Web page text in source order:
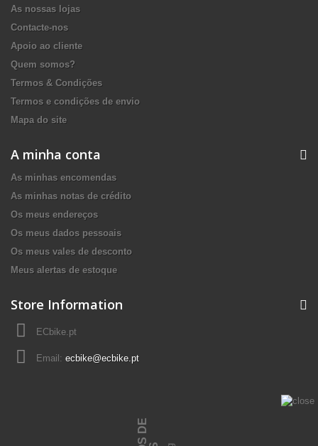
As nossas lojas
Contacte-nos
Apoio ao cliente
Quem somos?
Termos & Condições
Termos e condições de envio
Mapa do site
A minha conta
As minhas encomendas
As minhas notas de crédito
Os meus endereços
Os meus dados pessoais
Os meus vales de desconto
Meus alertas de estoque
Store Information
ECbike.pt
Email: ecbike@ecbike.pt